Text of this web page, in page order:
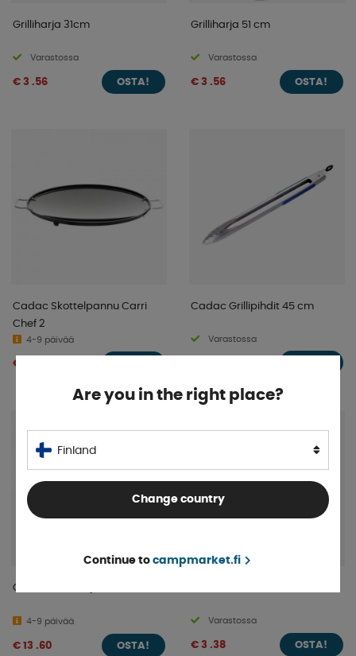
Grilliharja 31cm
Varastossa
€ 3 .56 OSTA!
Grilliharja 51 cm
Varastossa
€ 3 .56 OSTA!
Cadac Skottelpannu Carri
Chef 2
4-9 päivää
€ 60 .15
Cadac Grillipihdit 45 cm
Varastossa
Cadac Grillisuoja GrilloChef 2
4-9 päivää
€ 13 .60 OSTA!
Varastossa
€ 3 .38 OSTA!
Are you in the right place?
Finland
Change country
Continue to campmarket.fi